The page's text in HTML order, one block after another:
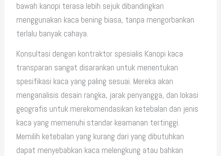
bawah kanopi terasa lebih sejuk dibandingkan
menggunakan kaca bening biasa, tanpa mengorbankan
terlalu banyak cahaya.
Konsultasi dengan kontraktor spesialis Kanopi kaca
transparan sangat disarankan untuk menentukan
spesifikasi kaca yang paling sesuai. Mereka akan
menganalisis desain rangka, jarak penyangga, dan lokasi
geografis untuk merekomendasikan ketebalan dan jenis
kaca yang memenuhi standar keamanan tertinggi.
Memilih ketebalan yang kurang dari yang dibutuhkan
dapat menyebabkan kaca melengkung atau bahkan